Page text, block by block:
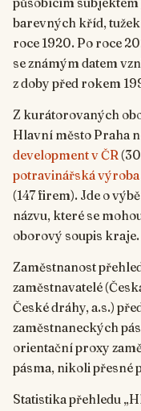
barevných kříd, tužek
roce 1920. Po roce
se známým datem
z doby před rokem
Z kurátorovaných
Hlavní město Praha
development v ČR
potravinářská výroba
(147 firem). Jde o
názvu, které se
oborový soupis kraje.
Zaměstnanost
zaměstnavatelé
České dráhy, a.s.)
zaměstnaneckých
orientační proxy
pásma, nikoli přesné
Statistika přehledu